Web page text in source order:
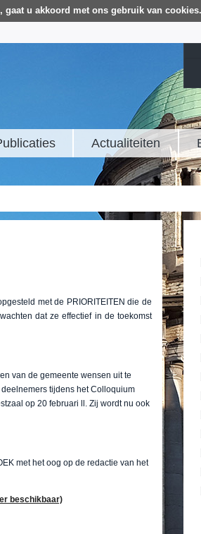
gaat u akkoord met ons gebruik van cookies.
Actualiteiten
met de PRIORITEITEN die de
dat ze effectief in de toekomst
van de gemeente wensen uit te
tijdens het Colloquium
op 20 februari ll. Zij wordt nu ook
met het oog op de redactie van het
beschikbaar)